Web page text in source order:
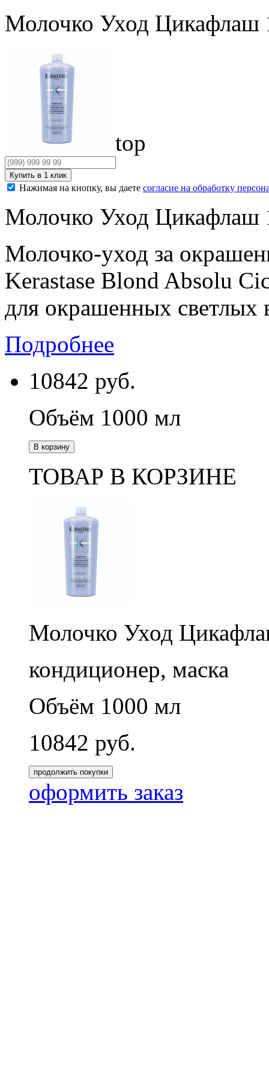
Молочко Уход Цикафлаш
top
Нажимая на кнопку, вы даете согласие на обработку
Молочко Уход Цикафлаш
Молочко-уход за
Kerastase Blond Absolu
для окрашенных светлых
Подробнее
10842 руб.
Объём 1000 мл
В корзину
ТОВАР В КОРЗИНЕ
Молочко Уход
кондиционер, маска
Объём 1000 мл
10842 руб.
продолжить покупки
оформить заказ